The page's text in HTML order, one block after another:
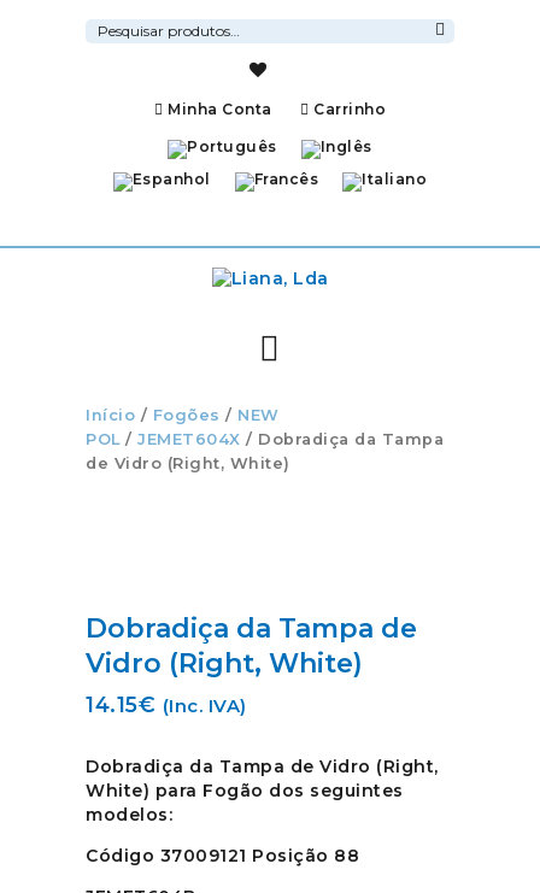
Pesquisar
por:
Minha Conta Carrinho
Início / Fogões / NEW
POL / JEMET604X / Dobradiça da Tampa
de Vidro (Right, White)
Dobradiça da Tampa de
Vidro (Right, White)
14.15€ (Inc. IVA)
Dobradiça da Tampa de Vidro (Right,
White) para Fogão dos seguintes
modelos:
Código 37009121 Posição 88